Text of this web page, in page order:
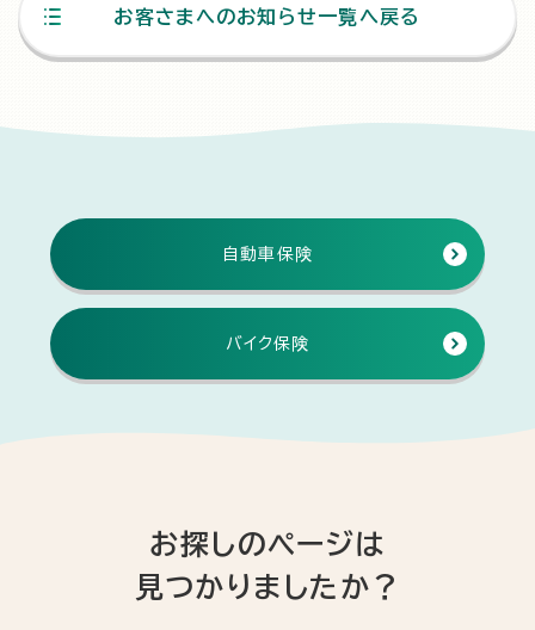
お客さまへのお知らせ一覧へ戻る
自動車保険
バイク保険
お探しのページは
見つかりましたか？